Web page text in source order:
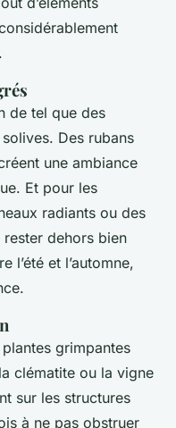
de tel que des
Des rubans
une ambiance
Et pour les
radiants ou des
dehors bien
l’été et l’automne,
grimpantes
clématite ou la vigne
sur les structures
à ne pas obstruer